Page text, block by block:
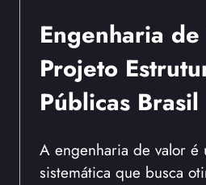
Engenharia
Projeto
Públicas Brasil
A engenharia de valor é
sistemática que busca